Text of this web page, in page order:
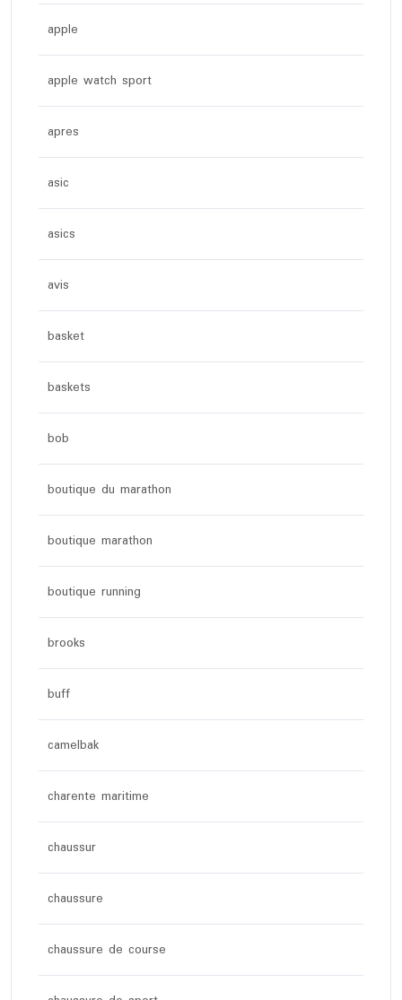
apple
apple watch sport
apres
asic
asics
avis
basket
baskets
bob
boutique du marathon
boutique marathon
boutique running
brooks
buff
camelbak
charente maritime
chaussur
chaussure
chaussure de course